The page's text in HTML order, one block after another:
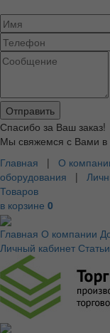
Спасибо за Ваш заказ!
Мы свяжемся с Вами
Главная | О
оборудования |
Товаров
в корзине 0
Главная О компании
Личный кабинет Статьи